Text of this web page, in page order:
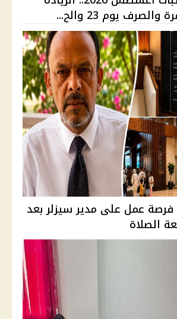
يوم 23 والح...
عمل على مدير سيزلر بعد
الصلاة